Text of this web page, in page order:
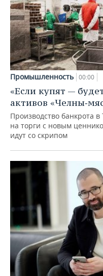
Промышленность 00:00
«Если купят —
активов
Производство банкрота
на торги с новым
идут со скрипом